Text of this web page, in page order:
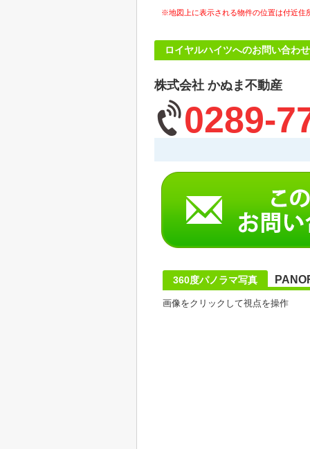
※地図上に表示される物件の位置は付近住
ロイヤルハイツへのお問い合わせ
株式会社 かぬま不動産
0289-
360度パノラマ写真
画像をクリックして視点を操作